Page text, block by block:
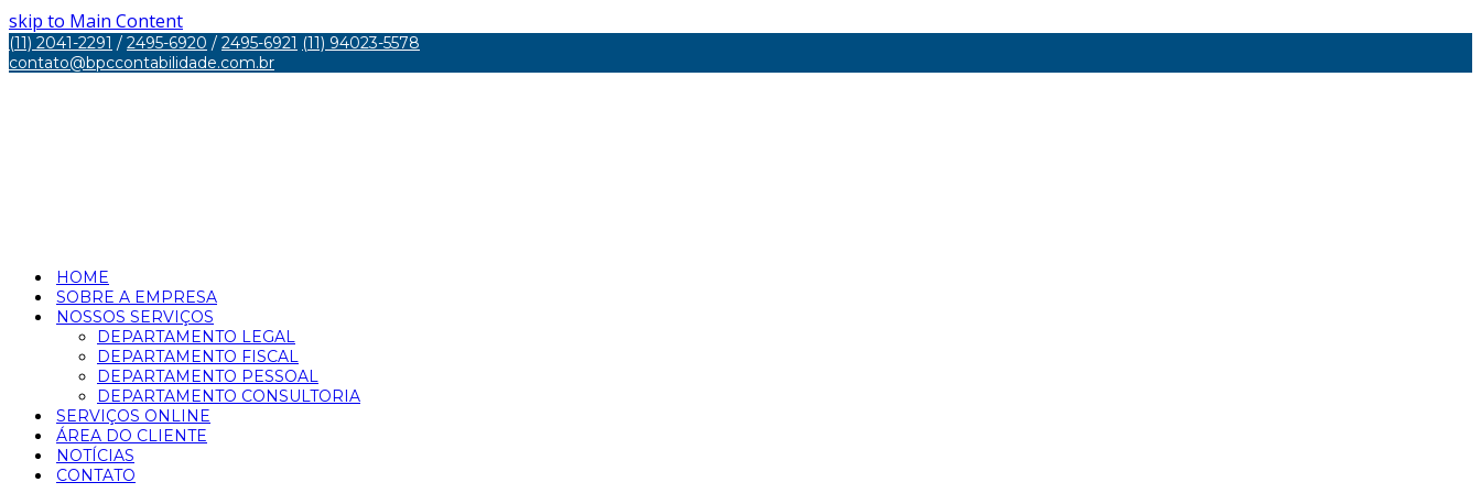
skip to Main Content
(11) 2041-2291 / 2495-6920 / 2495-6921 (11) 94023-5578
contato@bpccontabilidade.com.br
HOME
SOBRE A EMPRESA
NOSSOS SERVIÇOS
DEPARTAMENTO LEGAL
DEPARTAMENTO FISCAL
DEPARTAMENTO PESSOAL
DEPARTAMENTO CONSULTORIA
SERVIÇOS ONLINE
ÁREA DO CLIENTE
NOTÍCIAS
CONTATO